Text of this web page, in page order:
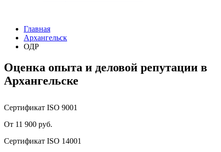
Главная
Архангельск
ОДР
Оценка опыта и деловой репутации в
Архангельске
Сертификат ISO 9001
От 11 900 руб.
Сертификат ISO 14001